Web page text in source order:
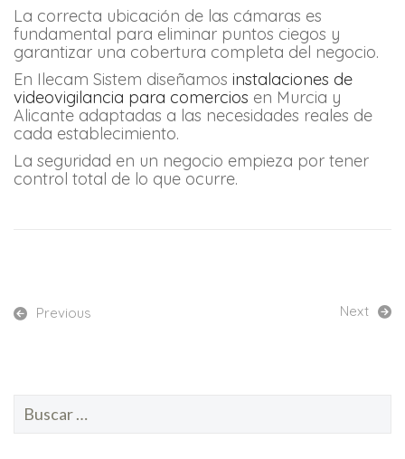
La correcta ubicación de las cámaras es
fundamental para eliminar puntos ciegos y
garantizar una cobertura completa del negocio.
En Ilecam Sistem diseñamos instalaciones de
videovigilancia para comercios en Murcia y
Alicante adaptadas a las necesidades reales de
cada establecimiento.
La seguridad en un negocio empieza por tener
control total de lo que ocurre.
Previous Next